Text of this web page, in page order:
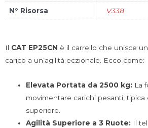
N° Risorsa V338
Il CAT EP25CN è il carrello che unisce
carico a un’agilità eczionale. Ecco come:
Elevata Portata da 2500 kg: La
movimentare carichi pesanti, tipica
superiore.
Agilità Superiore a 3 Ruote: Il